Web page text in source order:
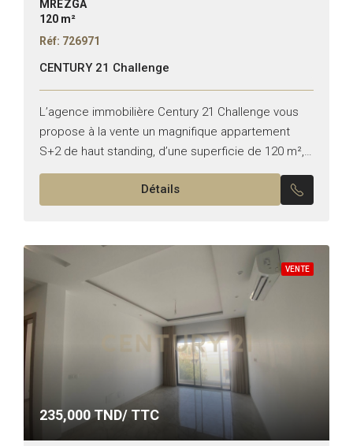
MREZGA
120 m²
Réf: 726971
CENTURY 21 Challenge
L’agence immobilière Century 21 Challenge vous
propose à la vente un magnifique appartement
S+2 de haut standing, d’une superficie de 120 m²,
situé dans une résidence sécurisée, à seulement
Détails
VENTE
235,000TND/ TTC